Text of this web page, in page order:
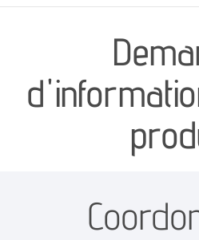
canapés et fauteuils
séjours
meubles de complément
chambres et dressing